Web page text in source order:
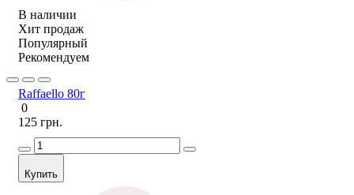
В наличии
Хит продаж
Популярный
Рекомендуем
Raffaello 80г
0
125 грн.
Купить